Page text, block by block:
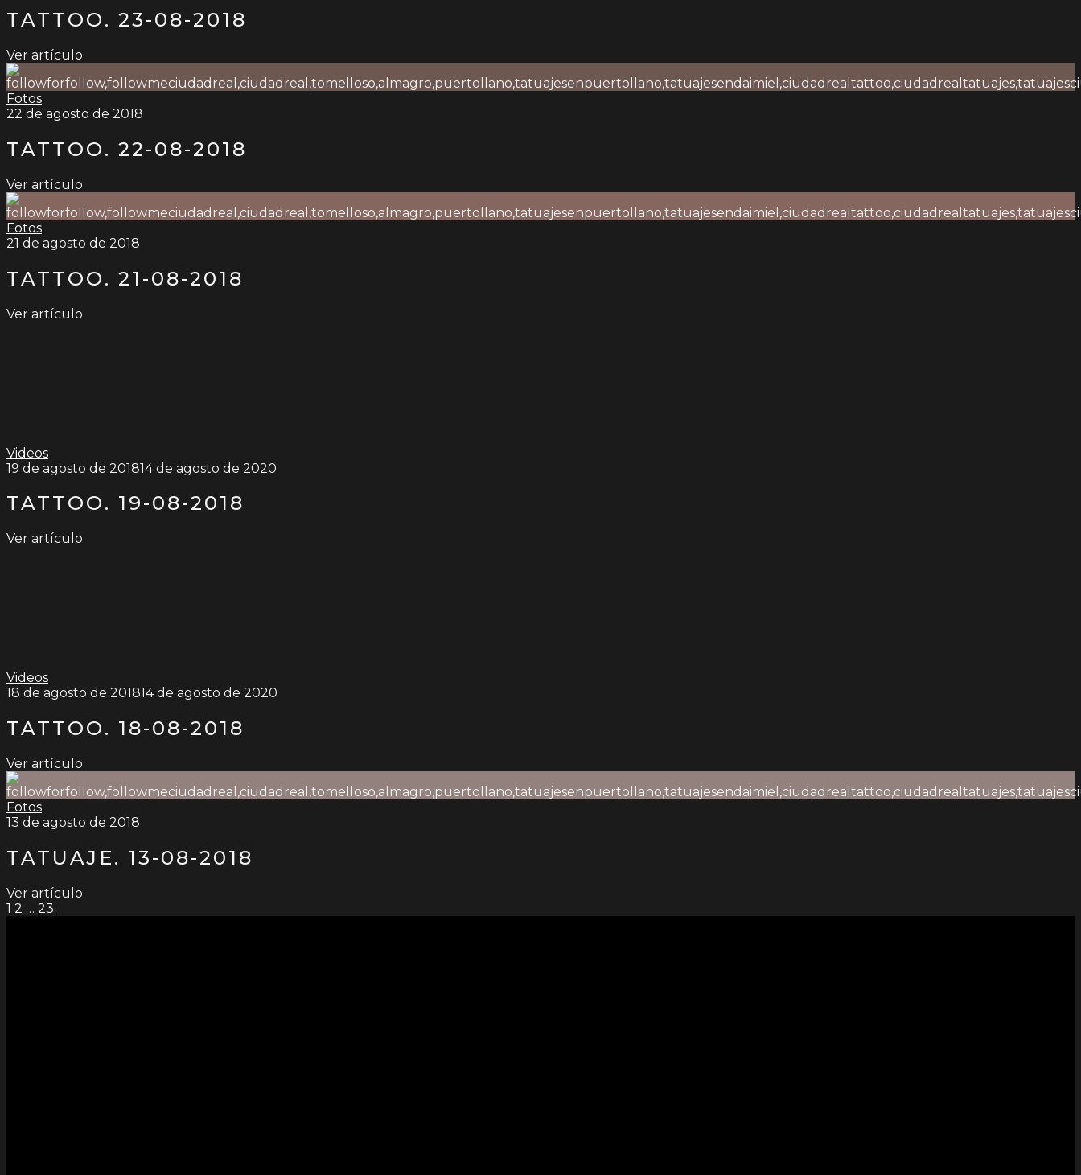
TATTOO. 23-08-2018
Ver artículo
Fotos
22 de agosto de 2018
TATTOO. 22-08-2018
Ver artículo
Fotos
21 de agosto de 2018
TATTOO. 21-08-2018
Ver artículo
Videos
19 de agosto de 201814 de agosto de 2020
TATTOO. 19-08-2018
Ver artículo
Videos
18 de agosto de 201814 de agosto de 2020
TATTOO. 18-08-2018
Ver artículo
Fotos
13 de agosto de 2018
TATUAJE. 13-08-2018
Ver artículo
PAGINACIÓN
1 2 … 23